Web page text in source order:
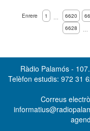
Enrere 1 … 6620
6628
…
Ràdio Palamós -
Telèfon estudis: 972 31
Correus